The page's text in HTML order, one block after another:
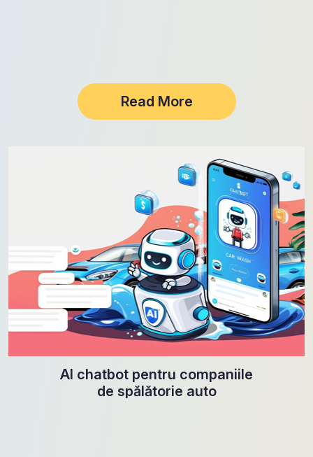
Read More
AI chatbot pentru companiile
de spălătorie auto